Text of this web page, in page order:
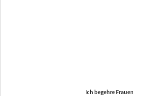
Ich begehre Frauen